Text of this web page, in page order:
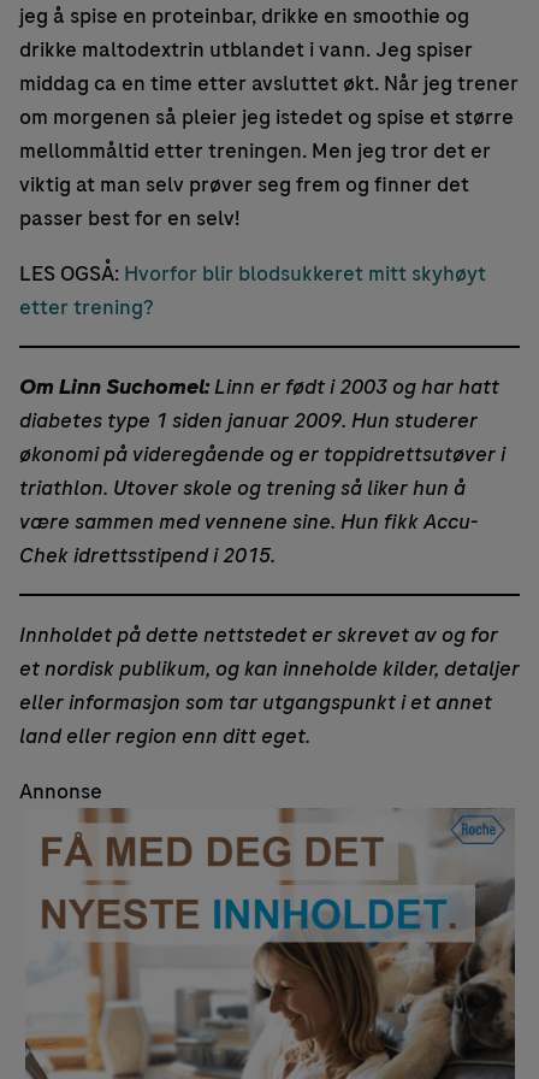
jeg å spise en proteinbar, drikke en smoothie og
drikke maltodextrin utblandet i vann. Jeg spiser
middag ca en time etter avsluttet økt. Når jeg trener
om morgenen så pleier jeg istedet og spise et større
mellommåltid etter treningen. Men jeg tror det er
viktig at man selv prøver seg frem og finner det
passer best for en selv!
LES OGSÅ: Hvorfor blir blodsukkeret mitt skyhøyt
etter trening?
Om Linn Suchomel:Linn er født i 2003 og har hatt
diabetes type 1 siden januar 2009. Hun studerer
økonomi på videregående og er toppidrettsutøver i
triathlon. Utover skole og trening så liker hun å
være sammen med vennene sine. Hun fikk Accu-
Chek idrettsstipend i 2015.
Innholdet på dette nettstedet er skrevet av og for
et nordisk publikum, og kan inneholde kilder, detaljer
eller informasjon som tar utgangspunkt i et annet
land eller region enn ditt eget.
Annonse